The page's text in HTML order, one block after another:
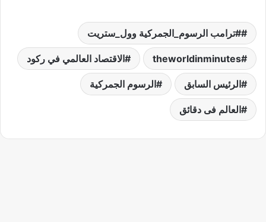
#ترامب الرسوم_الجمركية وول_ستريت
theworldinminutes الاقتصاد العالمي في ركود
الرئيس السابق الرسوم الجمركية
العالم فى دقائق